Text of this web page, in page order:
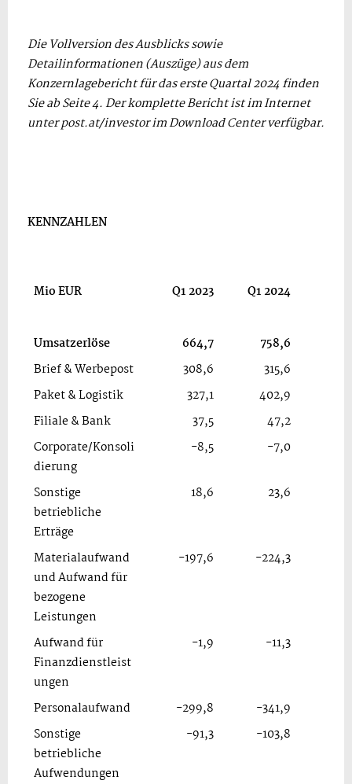
Die Vollversion des Ausblicks sowie
Detailinformationen (Auszüge) aus dem
Konzernlagebericht für das erste Quartal 2024 finden
Sie ab Seite 4. Der komplette Bericht ist im Internet
unter post.at/investor im Download Center verfügbar.
KENNZAHLEN
MioEUR Q1 2023 Q1 2024
Umsatzerlöse 664,7
758,6
Brief & Werbepost
308,6
315,6
Paket & Logistik
327,1
402,9
Filiale & Bank
37,5
47,2
Corporate/Konsoli
dierung
-8,5 -7,0
Sonstige
betriebliche
Erträge
18,6 23,6
Materialaufwand
und Aufwand für
bezogene
Leistungen
-197,6 -224,3
Aufwand für
Finanzdienstleist
ungen
-1,9 -11,3
Personalaufwand -299,8
-341,9
Sonstige
betriebliche
Aufwendungen
-91,3 -103,8